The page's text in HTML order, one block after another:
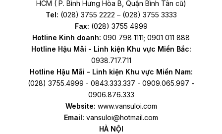
HCM ( P. Bình Hưng Hòa B, Quận Bình Tân cũ)
Tel: (028) 3755 2222 – (028) 3755 3333
Fax: (028) 3755 4999
Hotline Kinh doanh: 090 798 1111; 0901 011 888
Hotline Hậu Mãi - Linh kiện Khu vực Miền Bắc:
0938.717.711
Hotline Hậu Mãi - Linh kiện Khu vực Miền Nam:
(028) 3755.4999 - 0843.333.337 - 0909.065.997 -
0906.876.333
Website: www.vansuloi.com
Email: vansuloi@hotmail.com
HÀ NỘI